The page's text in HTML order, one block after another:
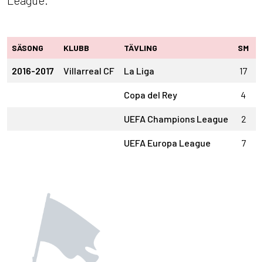
SÄSONG KLUBB TÄVLING SM
2016-2017 Villarreal CF La Liga 17
Copa del Rey 4
UEFA Champions League 2
UEFA Europa League 7